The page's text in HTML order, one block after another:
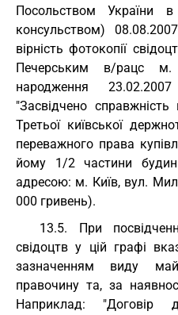
Посольством України в
консульством)
вірність фотокопії
Печерським в/рацс
народження
"Засвідчено
Третьої київської
переважного права
йому 1/2 частини
адресою: м. Київ, вул.
000 гривень).
13.5. При
свідоцтв у цій графі
зазначенням виду
правочину та, за
Наприклад: "Договір